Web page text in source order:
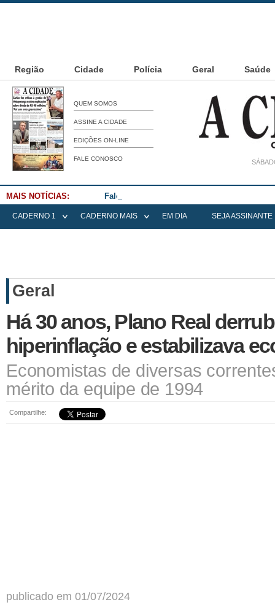
Região Cidade Polícia Geral Saúde
QUEM SOMOS
ASSINE A CIDADE
EDIÇÕES ON-LINE
FALE CONOSCO
MAIS NOTÍCIAS: Falece Elena Menoia Cesarin
CADERNO 1 CADERNO MAIS EM DIA SEJA ASSINANTE
Geral
Há 30 anos, Plano Real
hiperinflação e estabilizava
Economistas de diversas
mérito da equipe de 1994
Compartilhe:
publicado em 01/07/2024